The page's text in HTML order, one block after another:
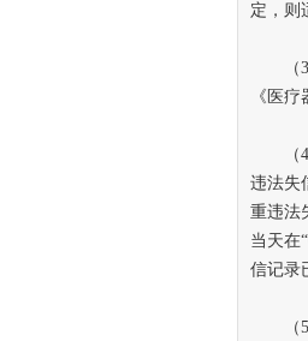
定，则
（3）
《医
（4）
违法失
重违法
当天在
信记录
（5）